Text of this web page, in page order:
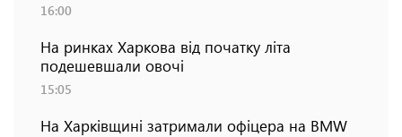
16:00
На ринках Харкова від початку літа
подешевшали овочі
15:05
На Харківщині затримали офіцера на BMW